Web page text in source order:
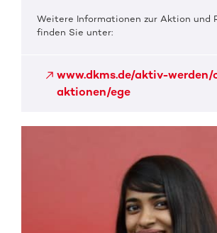
Weitere Informationen zur Aktion und
finden Sie unter:
www.dkms.de/aktiv-
aktionen/ege